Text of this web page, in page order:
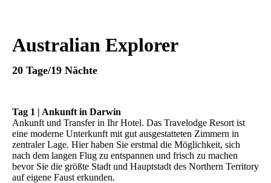
Australian Explorer
20 Tage/19 Nächte
Tag 1 | Ankunft in Darwin
Ankunft und Transfer in Ihr Hotel. Das Travelodge Resort ist
eine moderne Unterkunft mit gut ausgestatteten Zimmern in
zentraler Lage. Hier haben Sie erstmal die Möglichkeit, sich
nach dem langen Flug zu entspannen und frisch zu machen
bevor Sie die größte Stadt und Hauptstadt des Northern Territory
auf eigene Faust erkunden.